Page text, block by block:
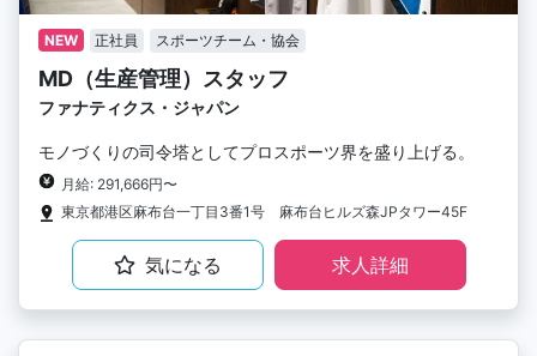
NEW 正社員 スポーツチーム・協会
MD（生産管理）スタッフ
ファナティクス・ジャパン
モノづくりの司令塔としてプロスポーツ界を盛り上げる。
月給: 291,666円〜
東京都港区麻布台一丁目3番1号 麻布台ヒルズ森JPタワー45F
気になる 求人詳細